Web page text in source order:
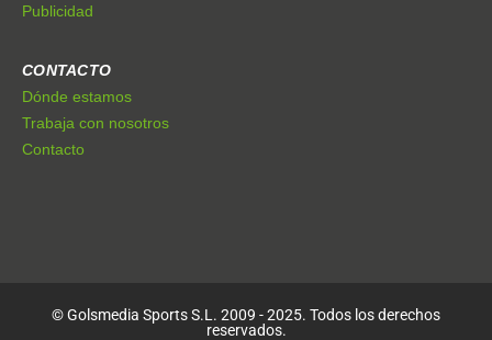
Publicidad
CONTACTO
Dónde estamos
Trabaja con nosotros
Contacto
© Golsmedia Sports S.L. 2009 - 2025. Todos los derechos
reservados.